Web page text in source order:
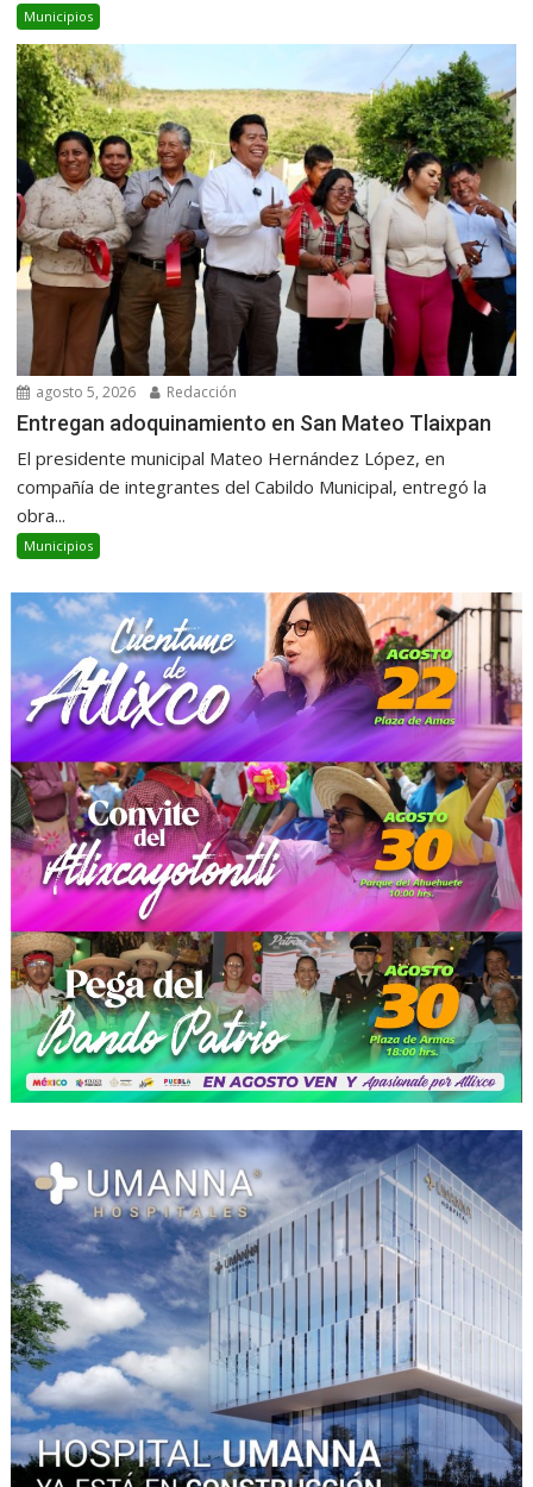
Municipios
agosto 5, 2026 Redacción
Entregan adoquinamiento en San Mateo Tlaixpan
El presidente municipal Mateo Hernández López, en
compañía de integrantes del Cabildo Municipal, entregó la
obra...
Municipios